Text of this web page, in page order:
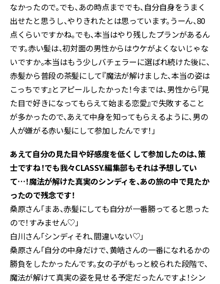
なかったので。でも、あの時点まででも、自分自身をうまく
出せたと思うし、やりきれたとは思っています。うーん、80
点くらいですかね。でも、本当はやり残したプランがあるん
です。赤い髪は、初対面の男性からはウケがよくないじゃな
いですか。本当はもう少しバチェラーに選ばれ続けた後に、
赤髪から普段の茶髪にして『魔法が解けました、本当の姿は
こっちです』とアピールしたかった！今までは、男性から『見
た目で好きになってもらえて始まる恋愛』で失敗すること
が多かったので、あえて中身を知ってもらえるように、男の
人が嫌がる赤い髪にして参加したんです！」
あえて自分の見た目や好感度を低くして参加したのは、策
士ですね！でも我々CLASSY.編集部もそれは予想してい
て…！魔法が解けた真実のシンディを、あの旅の中で見たか
ったので残念です！
桑原さん「まあ、赤髪にしても自分が一番勝ってると思った
ので！すみません♡」
白川さん「シンディそれ、間違いない♡」
桑原さん「自分の中身だけで、黄皓さんの一番になれるかの
勝負をしたかったんです。女の子がもっと絞られた段階で、
魔法が解けて真実の姿を見せる予定だったんですよ！シン